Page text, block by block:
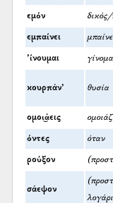
εμόν
εμπαίνει
’ίνουμαι
κουρπάν’ θυσία
ομοι͜άεις
όντες όταν
ρούξον
σάεψον